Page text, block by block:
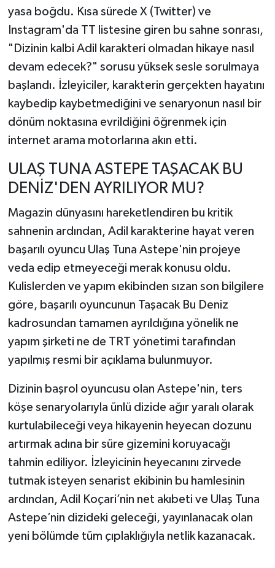
yasa boğdu. Kısa sürede X (Twitter) ve
Instagram'da TT listesine giren bu sahne sonrası,
"Dizinin kalbi Adil karakteri olmadan hikaye nasıl
devam edecek?" sorusu yüksek sesle sorulmaya
başlandı. İzleyiciler, karakterin gerçekten hayatını
kaybedip kaybetmediğini ve senaryonun nasıl bir
dönüm noktasına evrildiğini öğrenmek için
internet arama motorlarına akın etti.
ULAŞ TUNA ASTEPE TAŞACAK BU
DENİZ'DEN AYRILIYOR MU?
Magazin dünyasını hareketlendiren bu kritik
sahnenin ardından, Adil karakterine hayat veren
başarılı oyuncu Ulaş Tuna Astepe'nin projeye
veda edip etmeyeceği merak konusu oldu.
Kulislerden ve yapım ekibinden sızan son bilgilere
göre, başarılı oyuncunun Taşacak Bu Deniz
kadrosundan tamamen ayrıldığına yönelik ne
yapım şirketi ne de TRT yönetimi tarafından
yapılmış resmi bir açıklama bulunmuyor.
Dizinin başrol oyuncusu olan Astepe'nin, ters
köşe senaryolarıyla ünlü dizide ağır yaralı olarak
kurtulabileceği veya hikayenin heyecan dozunu
artırmak adına bir süre gizemini koruyacağı
tahmin ediliyor. İzleyicinin heyecanını zirvede
tutmak isteyen senarist ekibinin bu hamlesinin
ardından, Adil Koçari’nin net akıbeti ve Ulaş Tuna
Astepe’nin dizideki geleceği, yayınlanacak olan
yeni bölümde tüm çıplaklığıyla netlik kazanacak.